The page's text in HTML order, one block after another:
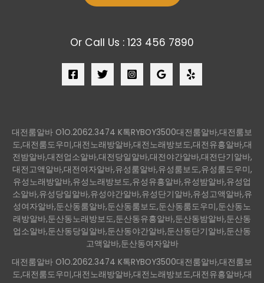
Or Call Us : 123 456 7890
대전룸알바 O1O.2062.3474 K톡RYBOY3500대전룸알바,대전룸보
도,대전룸도우미,대전노래방알바,대전노래방보도,대전유흥알바,대
전밤알바,대전업소알바,대전당일알바,대전야간알바,대전단기알바,
대전고액알바,대전여자알바,유성룸알바,유성룸보도,유성룸도우미,
유성노래방알바,유성노래방보도,유성유흥알바,유성밤알바,유성업
소알바,유성당일알바,유성야간알바,유성단기알바,유성고액알바,유
성여자알바,둔산동룸알바,둔산동룸보도,둔산동룸도우미,둔산동노
래방알바,둔산동노래방보도,둔산동유흥알바,둔산동밤알바,둔산동
업소알바,둔산동당일알바,둔산동야간알바,둔산동단기알바,둔산동
고액알바,둔산동여자알바
대전룸알바 O1O.2062.3474 K톡RYBOY3500대전룸알바,대전룸보
도,대전룸도우미,대전노래방알바,대전노래방보도,대전유흥알바,대